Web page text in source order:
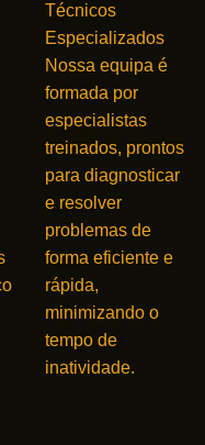
Técnicos
Especializados
Nossa equipa é
formada por
especialistas
treinados, prontos
para diagnosticar
e resolver
problemas de
forma eficiente e
rápida,
minimizando o
tempo de
inatividade.